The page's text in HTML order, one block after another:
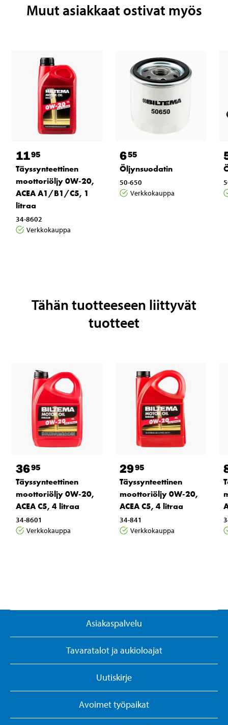
Muut asiakkaat ostivat myös
1195
Täyssynteettinen
moottoriöljy 0W-20,
ACEA A1/B1/C5, 1
litraa
34-8602
Verkkokauppa
655
Öljynsuodatin
50-650
Verkkokauppa
Tähän tuotteeseen liittyvät
tuotteet
3695
Täyssynteettinen
moottoriöljy 0W-20,
ACEA C5, 4 litraa
34-8601
Verkkokauppa
2995
Täyssynteettinen
moottoriöljy 0W-20,
ACEA C5, 4 litraa
34-841
Verkkokauppa
Asiakaspalvelu
Tavaratalot ja aukioloajat
Uutiskirje
Avoimet työpaikat